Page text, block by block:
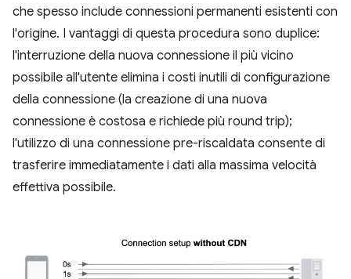
che spesso include connessioni permanenti esistenti con
l'origine. I vantaggi di questa procedura sono duplice:
l'interruzione della nuova connessione il più vicino
possibile all'utente elimina i costi inutili di configurazione
della connessione (la creazione di una nuova
connessione è costosa e richiede più round trip);
l'utilizzo di una connessione pre-riscaldata consente di
trasferire immediatamente i dati alla massima velocità
effettiva possibile.